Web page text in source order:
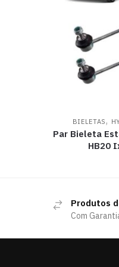
BIELETAS,
Par Bieleta
HB20
Produtos
Com